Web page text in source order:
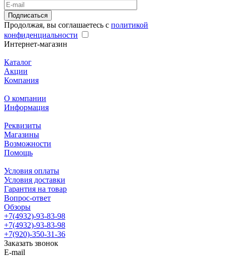
Подписаться
Продолжая, вы соглашаетесь с политикой
конфиденциальности
Интернет-магазин
Каталог
Акции
Компания
О компании
Информация
Реквизиты
Магазины
Возможности
Помощь
Условия оплаты
Условия доставки
Гарантия на товар
Вопрос-ответ
Обзоры
+7(4932)-93-83-98
+7(4932)-93-83-98
+7(920)-350-31-36
Заказать звонок
E-mail